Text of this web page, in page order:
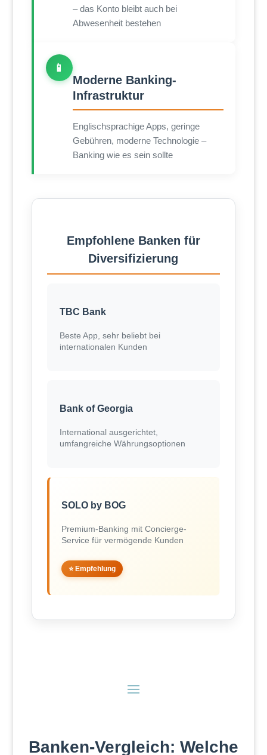
– das Konto bleibt auch bei
Abwesenheit bestehen
📱
Moderne Banking-
Infrastruktur
Englischsprachige Apps, geringe
Gebühren, moderne Technologie –
Banking wie es sein sollte
Empfohlene Banken für
Diversifizierung
TBC Bank
Beste App, sehr beliebt bei
internationalen Kunden
Bank of Georgia
International ausgerichtet,
umfangreiche Währungsoptionen
SOLO by BOG
Premium-Banking mit Concierge-
Service für vermögende Kunden
⭐ Empfehlung
Banken-Vergleich: Welche